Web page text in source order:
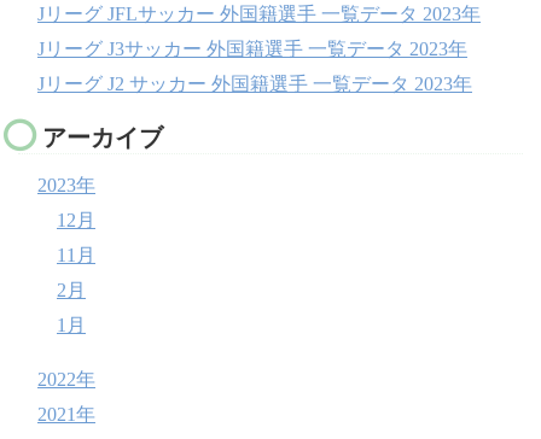
Jリーグ JFLサッカー 外国籍選手 一覧データ 2023年
Jリーグ J3サッカー 外国籍選手 一覧データ 2023年
Jリーグ J2 サッカー 外国籍選手 一覧データ 2023年
アーカイブ
2023年
12月
11月
2月
1月
2022年
2021年